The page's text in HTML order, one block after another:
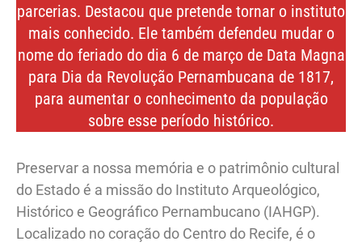
parcerias. Destacou que pretende tornar o instituto
mais conhecido. Ele também defendeu mudar o
nome do feriado do dia 6 de março de Data Magna
para Dia da Revolução Pernambucana de 1817,
para aumentar o conhecimento da população
sobre esse período histórico.
Preservar a nossa memória e o patrimônio cultural
do Estado é a missão do Instituto Arqueológico,
Histórico e Geográfico Pernambucano (IAHGP).
Localizado no coração do Centro do Recife, é o